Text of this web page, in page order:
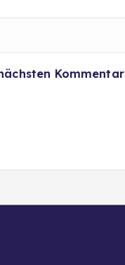
Kommentar